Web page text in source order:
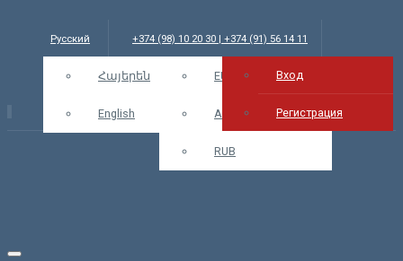
Русский
Հայերեն
English
+374 (98) 10 20 30 | +374 (91) 56 14 11
info@bars.am USD EUR
AMD
RUB
Вход Вход
Регистрация